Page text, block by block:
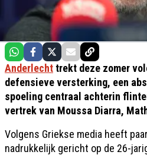
Anderlechttrekt deze zomer
defensieve versterking, een
spoeling centraal achterin
vertrek van Moussa Diarra,
Volgens Griekse media heeft
nadrukkelijk gericht op de 26-